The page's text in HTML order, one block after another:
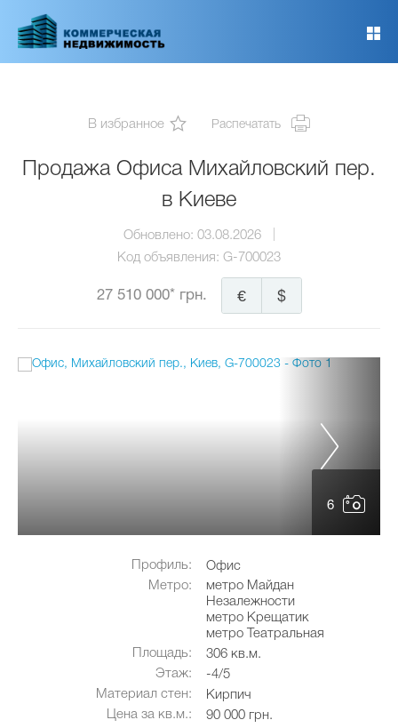
основному
В избранное Распечатать
Продажа Офиса Михайловский пер.
в Киеве
Обновлено: 03.08.2026
Код объявления: G-700023
27 510 000* грн. $
€
6
Профиль:
Офис
Метро:
метро Майдан
Незалежности
метро Крещатик
метро Театральная
Площадь:
306 кв.м.
Этаж:
-4/5
Материал стен:
Кирпич
Цена за кв.м.:
90 000 грн.